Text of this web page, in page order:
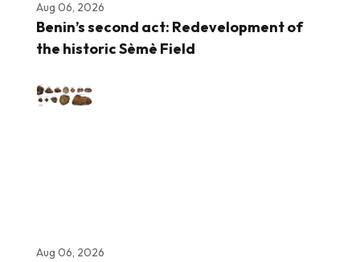
Aug 06, 2026
Benin’s second act: Redevelopment of
the historic Sèmè Field
Aug 06, 2026